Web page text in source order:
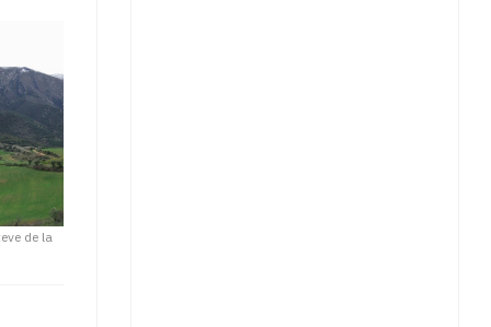
de la